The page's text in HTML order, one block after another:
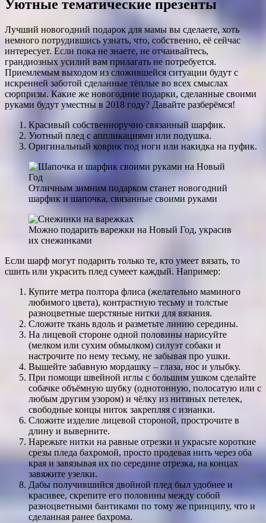
Уютные тематические презенты
Лучший новогодний подарок для мамы вы сделаете, хоть
немного потрудившись узнать, что, собственно, её сейчас
интересует. Если пока не знаете, не отчаивайтесь,
грандиозных усилий вам прилагать не потребуется.
Приемлемым выходом из сложившейся ситуации будут с
искренней заботой сделанные тёплые во всех смыслах
сюрпризы. Какие же новогодние подарки, сделанные своими
руками будут уместны в 2018 году? Давайте разберёмся!
Красивый собственноручно связанный шарфик.
Уютный плед с аппликациями или подушка.
Оригинальный коврик под ноги или накидка на пуфик.
Отличным зимним подарком станет новогодний
шарфик и шапочка, связанные своими руками
Можно подарить варежки на Новый Год, украсив
их снежинками
Если шарф могут подарить только те, кто умеет вязать, то
сшить или украсить плед сумеет каждый. Например:
Купите метра полтора флиса (желательно маминого
любимого цвета), контрастную тесьму и толстые
разноцветные шерстяные нитки для вязания.
Сложите ткань вдоль и разметьте линию середины.
На лицевой стороне одной половины нарисуйте
(мелком или сухим обмылком) силуэт собаки и
настрочите по нему тесьму, не забывая про ушки.
Вышейте забавную мордашку – глаза, нос и улыбку.
При помощи швейной иглы с большим ушком сделайте
собачке объёмную шубку (однотонную, полосатую или с
любым другим узором) и чёлку из нитяных петелек,
свободные концы ниток закрепляя с изнанки.
Сложите изделие лицевой стороной, прострочите в
длину и выверните.
Нарежьте нитки на равные отрезки и украсьте короткие
срезы пледа бахромой, просто продевая нить через оба
края и завязывая их по середине отрезка, на концах
завяжите узелки.
Дабы получившийся двойной плед был удобнее и
красивее, скрепите его половины между собой
разноцветными бантиками по тому же принципу, что и
сделанная ранее бахрома.